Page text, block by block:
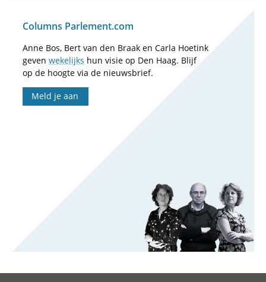
Columns Parlement.com
Anne Bos, Bert van den Braak en Carla Hoetink
geven wekelijks hun visie op Den Haag. Blijf
op de hoogte via de nieuwsbrief.
Meld je aan